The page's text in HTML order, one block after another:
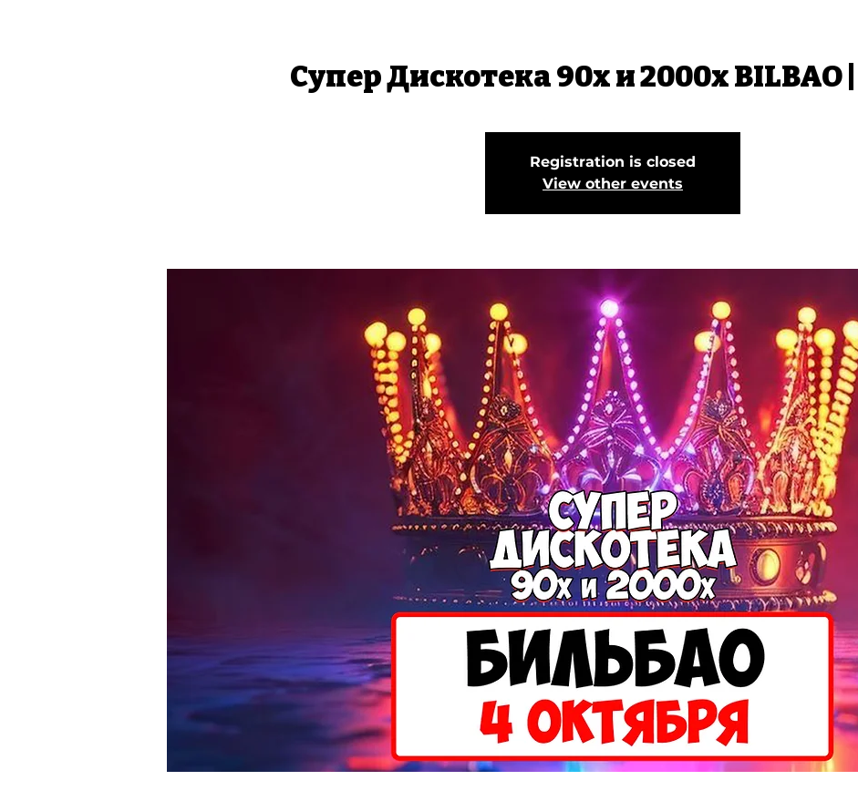
Супер Дискотека 90х и 2000х BILBAO
Registration is closed
View other events